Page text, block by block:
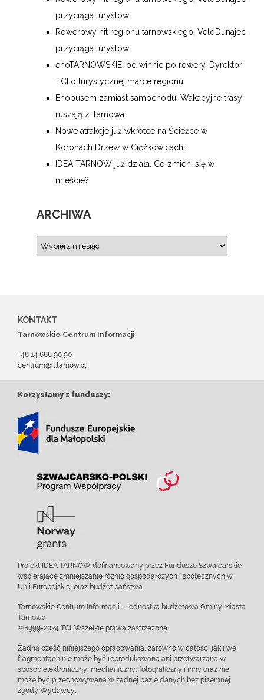
przyciąga turystów
Rowerowy hit regionu tarnowskiego, VeloDunajec
przyciąga turystów
enoTARNOWSKIE: od winnic po rowery. Dyrektor
TCI o turystycznej marce regionu
Enobusem zamiast samochodu. Wakacyjne trasy
ruszają z Tarnowa
Nowe atrakcje już wkrótce na Ścieżce w
Koronach Drzew w Ciężkowicach!
IDEA TARNÓW już działa. Co zmieni się w
mieście?
ARCHIWA
KONTAKT
Tarnowskie Centrum Informacji
+48 14 688 90 90
centrum@it.tarnow.pl
Korzystamy z funduszy:
Projekt IDEA TARNÓW dofinansowany przez Fundusze Szwajcarskie
wspierające zmniejszanie różnic gospodarczych i społecznych w
Unii Europejskiej oraz budżet państwa
Tarnowskie Centrum Informacji – jednostka budżetowa Gminy Miasta
Tarnowa
© 1999-2024 TCI. Wszelkie prawa zastrzeżone.
Żadna część niniejszego opracowania, zarówno w całości jak i we
fragmentach nie może być reprodukowana ani przetwarzana w
sposób elektroniczny, mechaniczny, fotograficzny i inny oraz nie
może być przechowywana w żadnej bazie danych bez pisemnej
zgody Wydawcy.